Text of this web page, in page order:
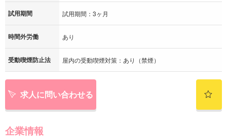
試用期間 試用期間：3ヶ月
時間外労働 あり
受動喫煙防止法 屋内の受動喫煙対策：あり（禁煙）
求人に問い合わせる
企業情報